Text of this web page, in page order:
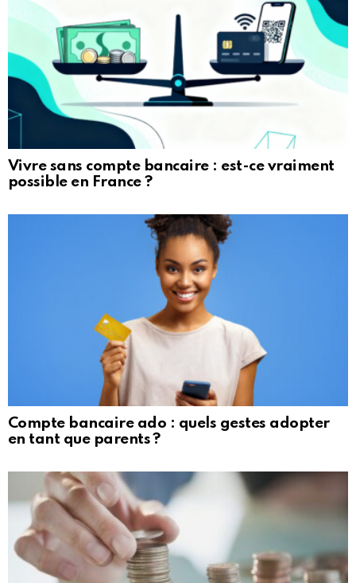
Vivre sans compte bancaire : est-ce vraiment
possible en France ?
Compte bancaire ado : quels gestes adopter
en tant que parents ?